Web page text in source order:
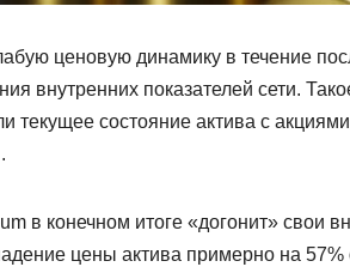
ценовую динамику в течение
внутренних показателей сети.
текущее состояние актива с
в конечном итоге «догонит» свои
цены актива примерно на 57%